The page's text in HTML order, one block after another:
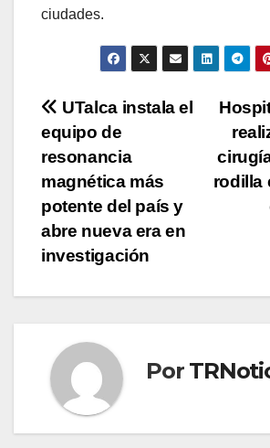
ciudades.
Navegación
de
entradas
rodilla
UTalca instala el
equipo de
resonancia
magnética más
potente del país y
abre nueva era en
investigación
Por